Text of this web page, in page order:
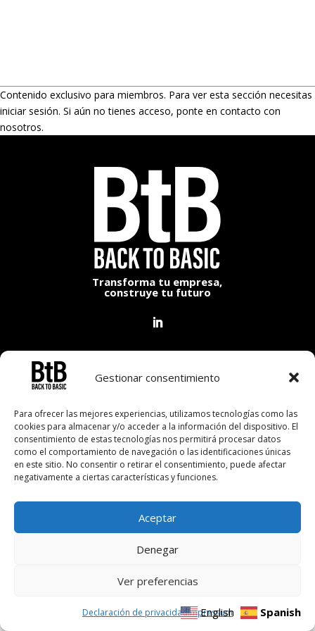
Gestionar consentimiento
Para ofrecer las mejores experiencias, utilizamos tecnologías como las
cookies para almacenar y/o acceder a la información del dispositivo. El
consentimiento de estas tecnologías nos permitirá procesar datos
como el comportamiento de navegación o las identificaciones únicas
en este sitio. No consentir o retirar el consentimiento, puede afectar
negativamente a ciertas características y funciones.
Aceptar
Denegar
Ver preferencias
Declaración de privacidadImpressum
Contenido exclusivo para miembros. Para ver esta sección necesitas
iniciar sesión. Si aún no tienes acceso, ponte en contacto con
nosotros.
Transforma tu empresa,
construye tu futuro
Política de Privacidad
© BtB Back to Basic | Desarrollo Web – GE Comunicación
English Spanish